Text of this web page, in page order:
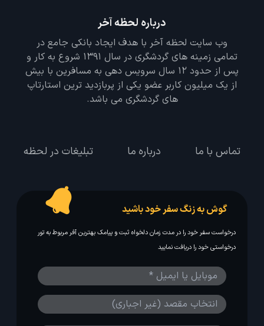
درباره لحظه آخر
وب سایت لحظه آخر با هدف ایجاد بانکی جامع در
تمامی زمینه های گردشگری در سال 1391 شروع به کار و
پس از حدود 12 سال سرویس دهی به مسافرین با بیش
از یک میلیون کاربر عضو یکی از پربازدید ترین استارتاپ
های گردشگری می باشد.
تماس با ما درباره ما تبلیغات در لحظه
گوش به زنگ سفر خود باشید
درخواست سفر خود را در مدت زمان دلخواه ثبت و پیامک بهترین آفر مربوط به تور
درخواستی خود را دریافت نمایید